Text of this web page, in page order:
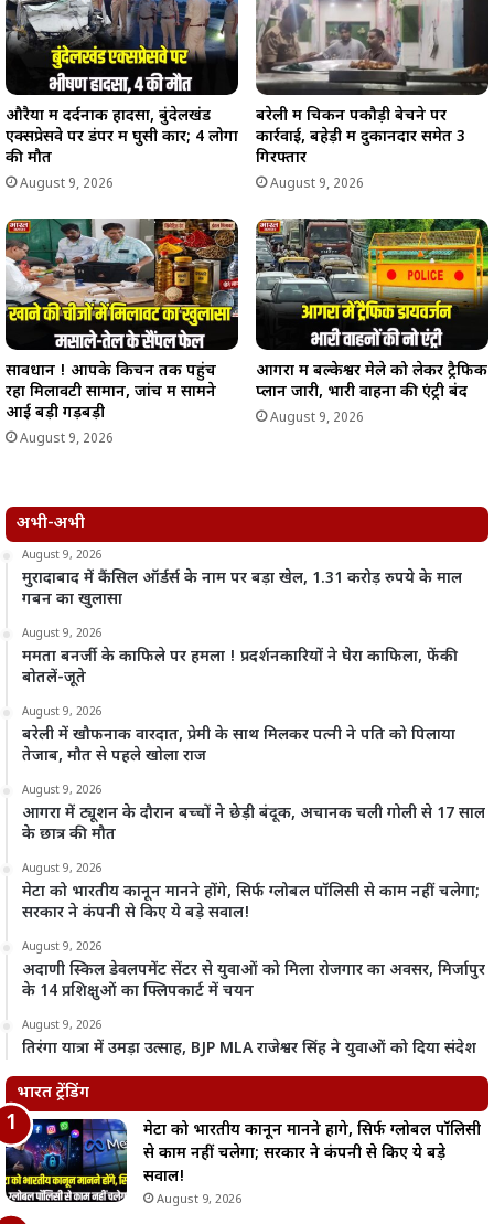
औरैया में दर्दनाक हादसा, बुंदेलखंड
एक्सप्रेसवे पर डंपर में घुसी कार; 4 लोगों
की मौत
August 9, 2026
बरेली में चिकन पकौड़ी बेचने पर
कार्रवाई, बहेड़ी में दुकानदार समेत 3
गिरफ्तार
August 9, 2026
सावधान ! आपके किचन तक पहुंच
रहा मिलावटी सामान, जांच में सामने
आई बड़ी गड़बड़ी
August 9, 2026
आगरा में बल्केश्वर मेले को लेकर ट्रैफिक
प्लान जारी, भारी वाहनों की एंट्री बंद
August 9, 2026
अभी-अभी
August 9, 2026
मुरादाबाद में कैंसिल ऑर्डर्स के नाम पर बड़ा खेल, 1.31 करोड़ रुपये के माल
गबन का खुलासा
August 9, 2026
ममता बनर्जी के काफिले पर हमला ! प्रदर्शनकारियों ने घेरा काफिला, फेंकी
बोतलें-जूते
August 9, 2026
बरेली में खौफनाक वारदात, प्रेमी के साथ मिलकर पत्नी ने पति को पिलाया
तेजाब, मौत से पहले खोला राज
August 9, 2026
आगरा में ट्यूशन के दौरान बच्चों ने छेड़ी बंदूक, अचानक चली गोली से 17 साल
के छात्र की मौत
August 9, 2026
मेटा को भारतीय कानून मानने होंगे, सिर्फ ग्लोबल पॉलिसी से काम नहीं चलेगा;
सरकार ने कंपनी से किए ये बड़े सवाल!
August 9, 2026
अदाणी स्किल डेवलपमेंट सेंटर से युवाओं को मिला रोजगार का अवसर, मिर्जापुर
के 14 प्रशिक्षुओं का फ्लिपकार्ट में चयन
August 9, 2026
तिरंगा यात्रा में उमड़ा उत्साह, BJP MLA राजेश्वर सिंह ने युवाओं को दिया संदेश
भारत ट्रेंडिंग
मेटा को भारतीय कानून मानने होंगे, सिर्फ ग्लोबल पॉलिसी
से काम नहीं चलेगा; सरकार ने कंपनी से किए ये बड़े
सवाल!
August 9, 2026